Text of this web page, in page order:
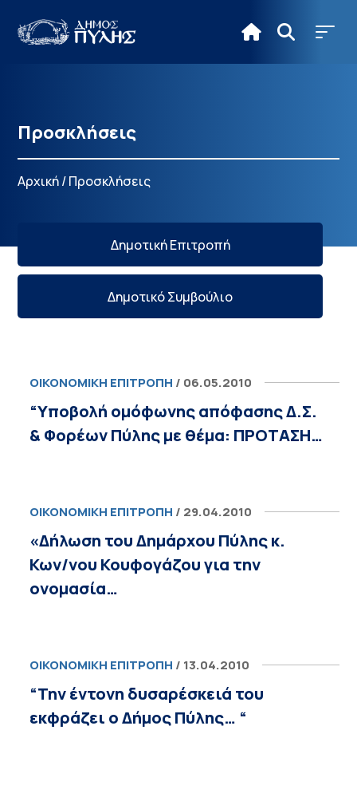
Προσκλήσεις
Αρχική/Προσκλήσεις
Δημοτική Επιτροπή
Δημοτικό Συμβούλιο
ΟΙΚΟΝΟΜΙΚΉ ΕΠΙΤΡΟΠΉ / 06.05.2010
“Υποβολή ομόφωνης απόφασης Δ.Σ.
& Φορέων Πύλης με θέμα: ΠΡΟΤΑΣΗ…
ΟΙΚΟΝΟΜΙΚΉ ΕΠΙΤΡΟΠΉ / 29.04.2010
«Δήλωση του Δημάρχου Πύλης κ.
Κων/νου Κουφογάζου για την
ονομασία…
ΟΙΚΟΝΟΜΙΚΉ ΕΠΙΤΡΟΠΉ / 13.04.2010
“Την έντονη δυσαρέσκειά του
εκφράζει ο Δήμος Πύλης… “